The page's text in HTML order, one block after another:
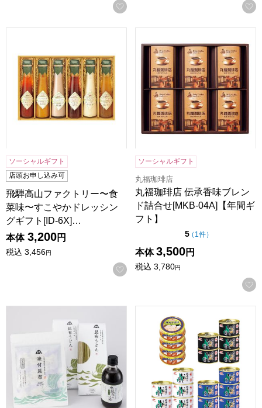
お気に入りに登録する
ソーシャルギフト
店頭お申し込み可
飛騨高山ファクトリー〜食
菜味〜すこやかドレッシン
グギフト[ID-6X]…
本体 3,200円
税込 3,456円
お気に入りに登録する
ソーシャルギフト
丸福珈琲店
丸福珈琲店 伝承香味ブレン
ド詰合せ[MKB-04A]【年間ギ
フト】
5点（5点満点中）
（ 1件の評価
）
本体 3,500円
税込 3,780円